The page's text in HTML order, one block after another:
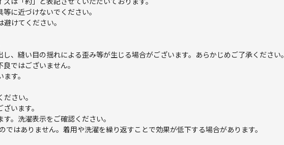
に近づけないでください。
けてください。
、縫い目の揺れによる歪み等が生じる場合がございます。あらかじめご了承ください。
ではございません。
す。
さい。
います。
。洗濯表示をご確認ください。
はありません。着用や洗濯を繰り返すことで効果が低下する場合があります。